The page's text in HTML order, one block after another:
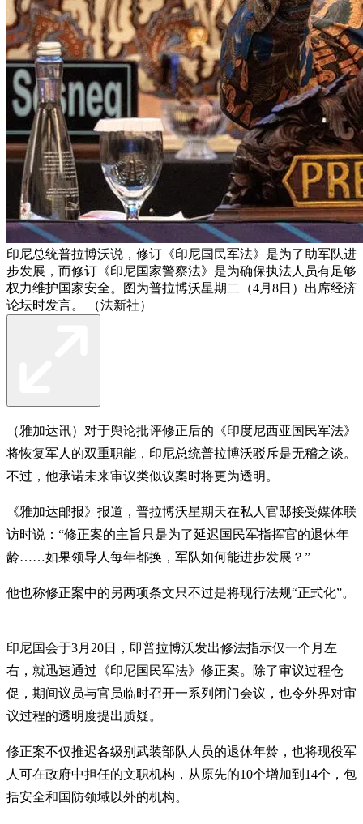
印尼总统普拉博沃说，修订《印尼国民军法》是为了助军队进
步发展，而修订《印尼国家警察法》是为确保执法人员有足够
权力维护国家安全。图为普拉博沃星期二（4月8日）出席经济
论坛时发言。 （法新社）
（雅加达讯）对于舆论批评修正后的《印度尼西亚国民军法》
将恢复军人的双重职能，印尼总统普拉博沃驳斥是无稽之谈。
不过，他承诺未来审议类似议案时将更为透明。
《雅加达邮报》报道，普拉博沃星期天在私人官邸接受媒体联
访时说：“修正案的主旨只是为了延迟国民军指挥官的退休年
龄……如果领导人每年都换，军队如何能进步发展？”
他也称修正案中的另两项条文只不过是将现行法规“正式化”。
印尼国会于3月20日，即普拉博沃发出修法指示仅一个月左
右，就迅速通过《印尼国民军法》修正案。除了审议过程仓
促，期间议员与官员临时召开一系列闭门会议，也令外界对审
议过程的透明度提出质疑。
修正案不仅推迟各级别武装部队人员的退休年龄，也将现役军
人可在政府中担任的文职机构，从原先的10个增加到14个，包
括安全和国防领域以外的机构。